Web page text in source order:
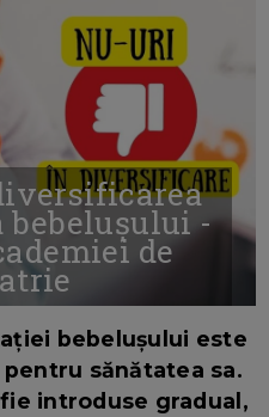
-
de
bebelușului este
sănătatea sa.
introduse gradual,